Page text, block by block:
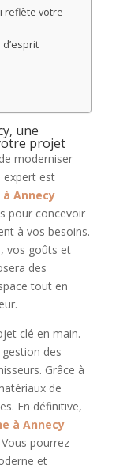
reflète votre
une
projet
moderniser
expert est
Annecy
pour concevoir
à vos besoins.
vos goûts et
des
tout en
clé en main.
des
Grâce à
de
En définitive,
à Annecy
pourrez
et